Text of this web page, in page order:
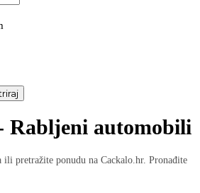
Rabljeni automobili
pretražite ponudu na Cackalo.hr. Pronađite